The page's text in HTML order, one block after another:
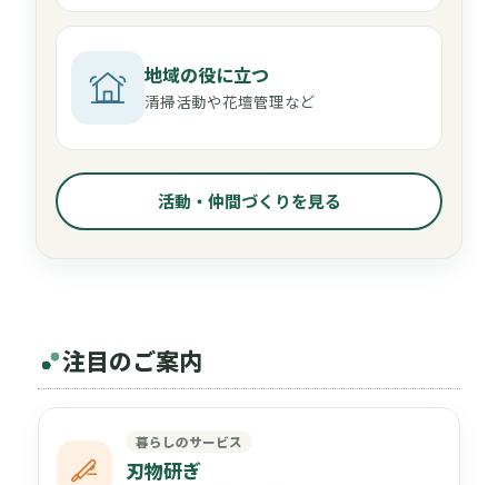
地域の役に立つ
清掃活動や花壇管理など
活動・仲間づくりを見る
注目のご案内
暮らしのサービス
刃物研ぎ